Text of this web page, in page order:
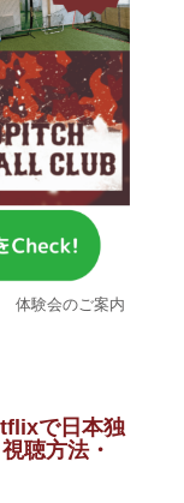
体験会のご案内
で日本独
聴方法・